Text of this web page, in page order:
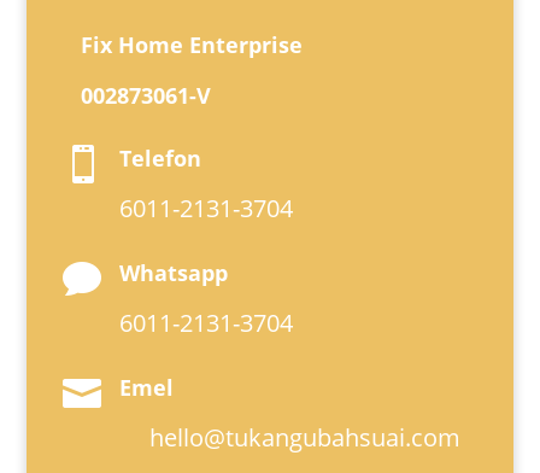
Fix Home Enterprise
002873061-V
 Telefon
6011-2131-3704
 Whatsapp
6011-2131-3704
 Emel
hello@tukangubahsuai.com